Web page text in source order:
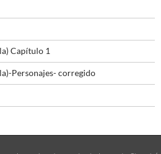
Capítulo 1
Personajes- corregido